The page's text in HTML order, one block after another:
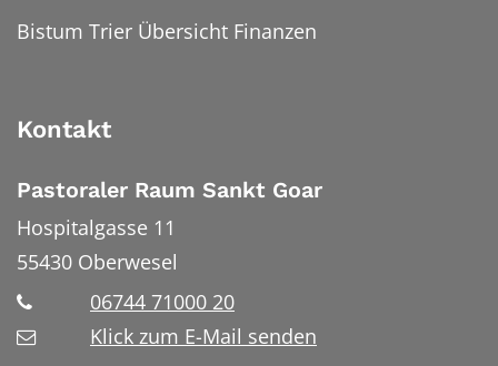
Bistum Trier Übersicht Finanzen
Kontakt
Pastoraler Raum Sankt Goar
Hospitalgasse 11
55430 Oberwesel
06744 71000 20
Klick zum E-Mail senden